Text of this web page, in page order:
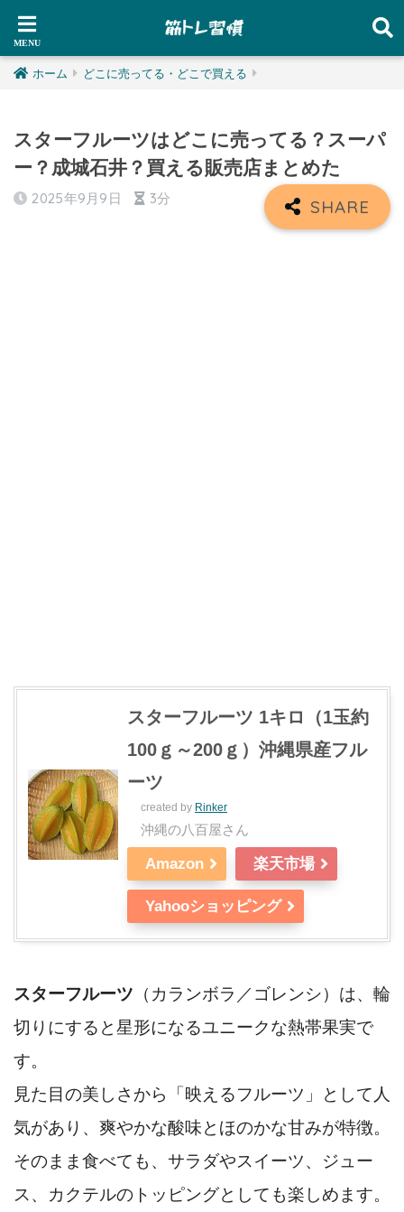
ホーム どこに売ってる・どこで買える
スターフルーツはどこに売ってる？スーパ
ー？成城石井？買える販売店まとめた
2025年9月9日 3分
スターフルーツ 1キロ（1玉約
100ｇ～200ｇ）沖縄県産フル
ーツ
created by Rinker
沖縄の八百屋さん
Amazon 楽天市場
Yahooショッピング
スターフルーツ （カランボラ／ゴレンシ）は、輪
切りにすると星形になるユニークな熱帯果実で
す。
見た目の美しさから「映えるフルーツ」として人
気があり、爽やかな酸味とほのかな甘みが特徴。
そのまま食べても、サラダやスイーツ、ジュー
ス、カクテルのトッピングとしても楽しめます。